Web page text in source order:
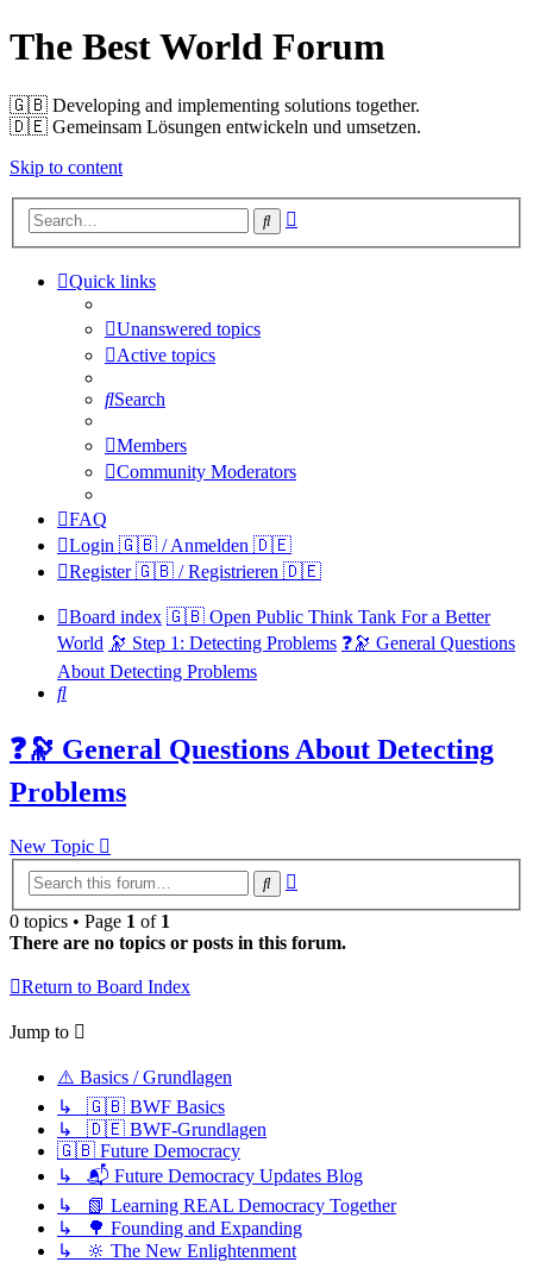
The Best World Forum
🇬🇧️ Developing and implementing solutions together.
🇩🇪️ Gemeinsam Lösungen entwickeln und umsetzen.
Skip to content
Search
Quick links
Unanswered topics
Active topics
Search
Members
Community Moderators
FAQ
Login 🇬🇧 / Anmelden 🇩🇪
Register 🇬🇧 / Registrieren 🇩🇪
Board index 🇬🇧 Open Public Think Tank For a Better
World 🔭 Step 1: Detecting Problems ❓🔭 General Questions
About Detecting Problems
Search
❓🔭 General Questions About Detecting
Problems
New Topic
Search
0 topics • Page 1 of 1
There are no topics or posts in this forum.
Return to Board Index
Jump to
⚠️ Basics / Grundlagen
↳ 🇬🇧 BWF Basics
↳ 🇩🇪 BWF-Grundlagen
🇬🇧 Future Democracy
↳ 📬 Future Democracy Updates Blog
↳ 📗 Learning REAL Democracy Together
↳ 🌳 Founding and Expanding
↳ 🔆 The New Enlightenment